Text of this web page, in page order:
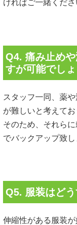
ければご一緒くださ
Q4. 痛み止め
すが可能でし
スタッフ一同、薬
が難しいと考えてお
そのため、それら
でバックアップ致し
Q5. 服装はど
伸縮性がある服装が